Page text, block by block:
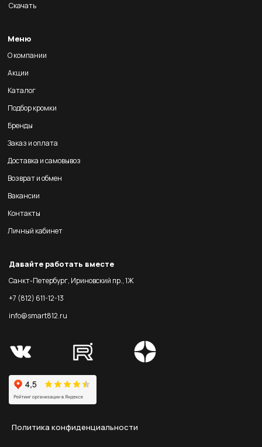
Скачать
Меню
О компании
Акции
Каталог
Подбор кромки
Бренды
Заказ и оплата
Доставка и самовывоз
Возврат и обмен
Вакансии
Контакты
Личный кабинет
Давайте работать вместе
Санкт-Петербург, Ириновский пр., 1Ж
+7 (812) 611-12-13
info@smart812.ru
Политика конфиденциальности